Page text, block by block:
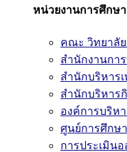
หน่วยงานการศึกษา
คณะ วิทยาลั
สำนักงานกา
สำนักบริหาร
สำนักบริหาร
องค์การบริห
ศูนย์การศึกษ
การประเมิน